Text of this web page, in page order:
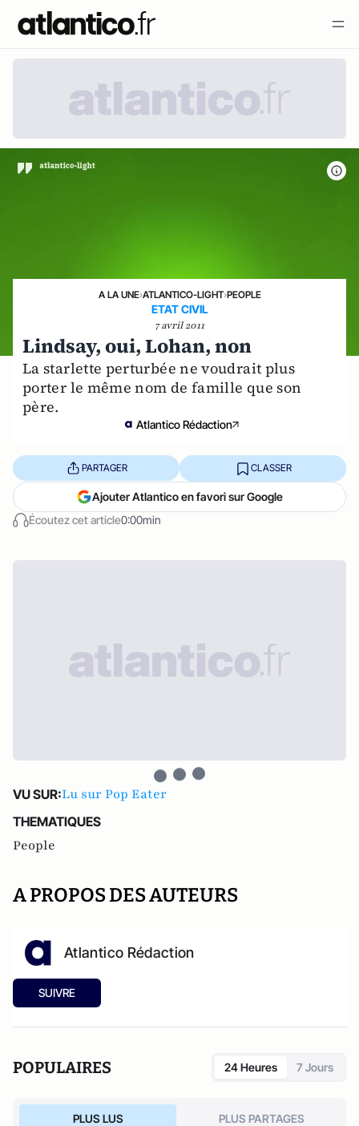
A LA UNE›ATLANTICO-LIGHT›PEOPLE
ETAT CIVIL
7 avril 2011
Lindsay, oui, Lohan, non
La starlette perturbée ne voudrait plus
porter le même nom de famille que son
père.
Atlantico Rédaction
Écoutez cet article0:00min
PARTAGER CLASSER
Ajouter Atlantico en favori sur Google
VU SUR:Lu sur Pop Eater
THEMATIQUES
People
A PROPOS DES AUTEURS
Atlantico Rédaction
SUIVRE
POPULAIRES 24 Heures 7 Jours
PLUS LUS PLUS PARTAGES